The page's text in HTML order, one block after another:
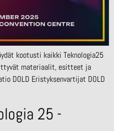
kootusti kaikki Teknologia25
materiaalit, esitteet ja
DOLD Eristyksenvartijat DOLD
25 -